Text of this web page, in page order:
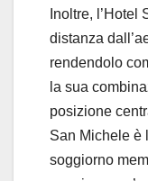
Inoltre,
distanza
rendendolo
la sua
posizione
San Michele è
soggiorno